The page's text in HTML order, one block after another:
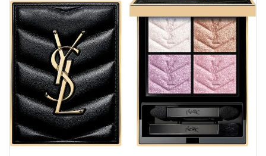
appliquer et estomper facilement les fards, c'est le nouvel
allié de tous vos makeup longue tenue.